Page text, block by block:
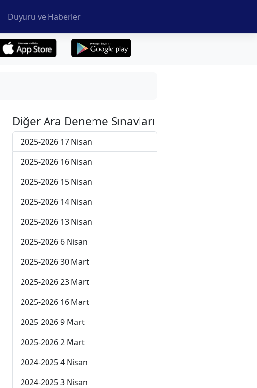
Duyuru ve Haberler
Diğer Ara Deneme Sınavları
2025-2026 17 Nisan
2025-2026 16 Nisan
2025-2026 15 Nisan
2025-2026 14 Nisan
2025-2026 13 Nisan
2025-2026 6 Nisan
2025-2026 30 Mart
2025-2026 23 Mart
2025-2026 16 Mart
2025-2026 9 Mart
2025-2026 2 Mart
2024-2025 4 Nisan
2024-2025 3 Nisan